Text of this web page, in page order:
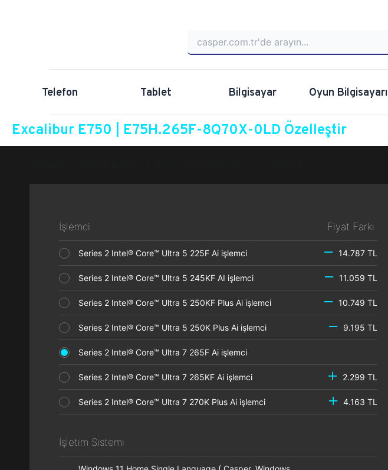
Telefon Tablet Bilgisayar Oyun Bilgisayarı
Excalibur E750 | E75H.265F-8Q70X-0LD Özelleştir
İşlemci Fiyat Farkı
Series 2 Intel® Core™ Ultra 5 225F Ai işlemci 14.787 TL
Series 2 Intel® Core™ Ultra 5 245KF AI işlemci 11.059 TL
Series 2 Intel® Core™ Ultra 5 250KF Plus Ai işlemci 10.749 TL
Series 2 Intel® Core™ Ultra 5 250K Plus Ai işlemci 9.195 TL
Series 2 Intel® Core™ Ultra 7 265F Ai işlemci
Series 2 Intel® Core™ Ultra 7 265KF Ai işlemci 2.299 TL
Series 2 Intel® Core™ Ultra 7 270K Plus Ai işlemci 4.163 TL
İşletim Sistemi